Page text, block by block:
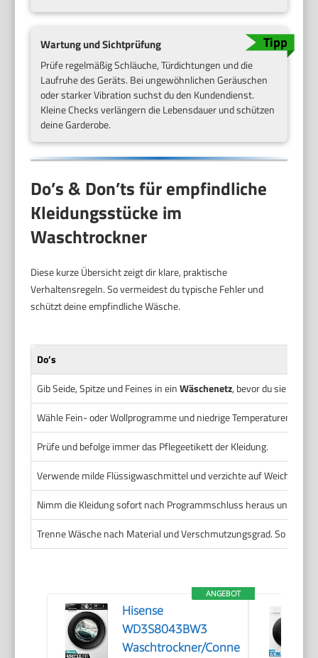
Wartung und Sichtprüfung
Prüfe regelmäßig Schläuche, Türdichtungen und die
Laufruhe des Geräts. Bei ungewöhnlichen Geräuschen
oder starker Vibration suchst du den Kundendienst.
Kleine Checks verlängern die Lebensdauer und schützen
deine Garderobe.
Do’s & Don’ts für empfindliche
Kleidungsstücke im
Waschtrockner
Diese kurze Übersicht zeigt dir klare, praktische
Verhaltensregeln. So vermeidest du typische Fehler und
schützt deine empfindliche Wäsche.
Do’s
Gib Seide, Spitze und Feines in einWäschenetz, bevor du sie
Wähle Fein- oder Wollprogramme und niedrige Temperaturen.
Prüfe und befolge immer das Pflegeetikett der Kleidung.
Verwende milde Flüssigwaschmittel und verzichte auf
Nimm die Kleidung sofort nach Programmschluss heraus und lege
Trenne Wäsche nach Material und Verschmutzungsgrad. So
ANGEBOT
Hisense
WD3S8043BW3
Waschtrockner/ConnectLife